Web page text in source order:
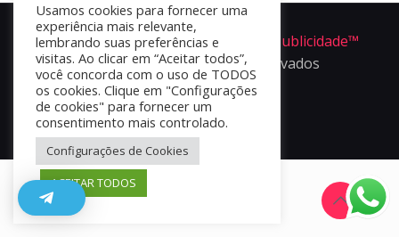
Portal Apper é um produto da
Ofir Publicidade™
2024 - Todos os direitos reservados
Usamos cookies para fornecer uma
experiência mais relevante,
lembrando suas preferências e
visitas. Ao clicar em “Aceitar todos”,
você concorda com o uso de TODOS
os cookies. Clique em "Configurações
de cookies" para fornecer um
consentimento mais controlado.
Configurações de Cookies
ACEITAR TODOS